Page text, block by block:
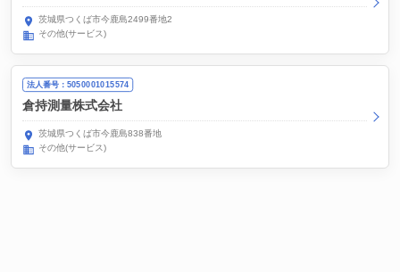
茨城県つくば市今鹿島2499番地2
その他(サービス)
法人番号：5050001015574
倉持測量株式会社
茨城県つくば市今鹿島838番地
その他(サービス)